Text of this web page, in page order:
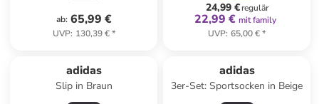
ab: 65,99 €
UVP: 130,39 €*
24,99 €regulär
22,99 € mit family
UVP: 65,00 €*
adidas
Slip in Braun
adidas
3er-Set: Sportsocken in Beige